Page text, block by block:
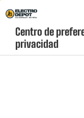
Menú
Centro de
privacidad